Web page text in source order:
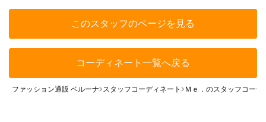
このスタッフのページを見る
コーディネート一覧へ戻る
ファッション通販 ベルーナ スタッフコーディネート Ｍｅ．のスタッフコーデ